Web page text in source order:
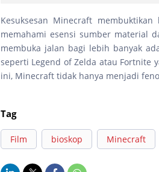
Kesuksesan Minecraft
memahami esensi sumber material
membuka jalan bagi lebih banyak
seperti Legend of Zelda atau Fortnite
ini, Minecraft tidak hanya menjadi
Tag
Film bioskop Minecraft